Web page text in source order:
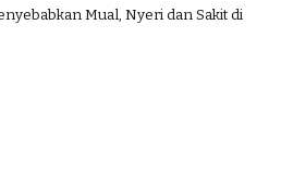
Mual, Nyeri dan Sakit di